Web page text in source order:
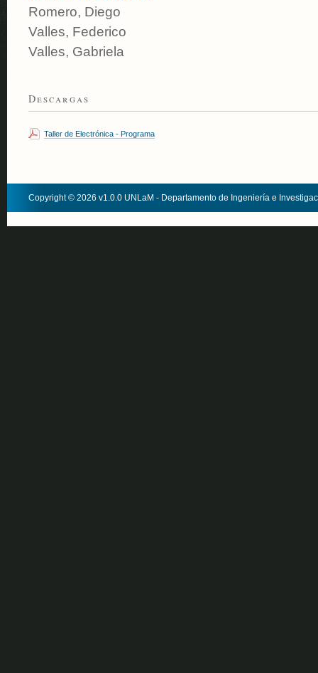
Romero, Diego
Valles, Federico
Valles, Gabriela
Descargas
Taller de Electrónica - Programa
Copyright © 2026 v1.0.0 UNLaM - Departamento de Ingeniería e